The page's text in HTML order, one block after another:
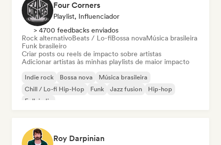
Four Corners
Playlist, Influenciador
> 4700 feedbacks enviados
Rock alternativoBeats / Lo-fiBossa novaMúsica brasileira
Funk brasileiro
Criar posts ou reels de impacto sobre artistas
Adicionar artistas às minhas playlists de maior impacto
Indie rock Bossa nova
Música brasileira
Chill / Lo-fi Hip-Hop
Funk Jazz fusion
Hip-hop
Folk indie
Roy Darpinian